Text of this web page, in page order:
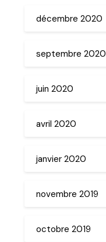
décembre 2020
septembre 2020
juin 2020
avril 2020
janvier 2020
novembre 2019
octobre 2019